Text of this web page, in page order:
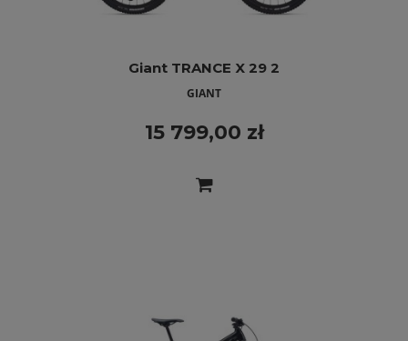
Giant TRANCE X 29 2
GIANT
15 799,00 zł